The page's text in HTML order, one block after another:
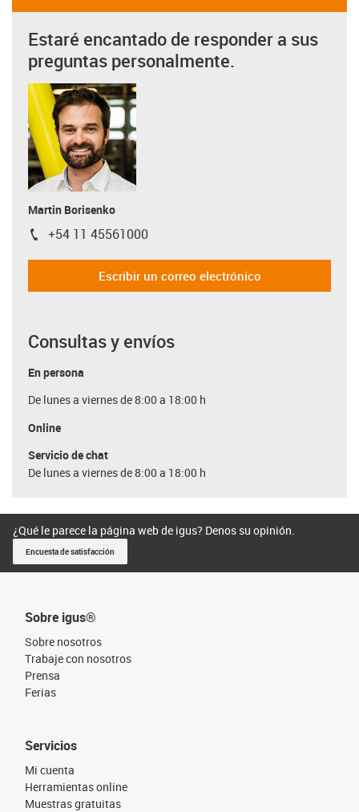
Estaré encantado de responder a sus
preguntas personalmente.
Martin Borisenko
igus-icon-phone
+54 11 45561000
Escribir un correo electrónico
Consultas y envíos
En persona
De lunes a viernes de 8:00 a 18:00 h
Online
Servicio de chat
De lunes a viernes de 8:00 a 18:00 h
¿Qué le parece la página web de igus? Denos su opinión.
Encuesta de satisfacción
Sobre igus®
Sobre nosotros
Trabaje con nosotros
Prensa
Ferias
Servicios
Mi cuenta
Herramientas online
Muestras gratuitas